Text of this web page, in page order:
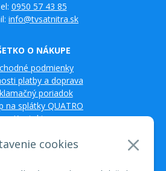
cookies
0950 57 43 85
info@tvsatnitra.sk
O NÁKUPE
podmienky
platby a doprava
poriadok
na splátky QUATRO
Kontakty